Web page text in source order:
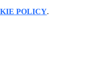
POLICY.